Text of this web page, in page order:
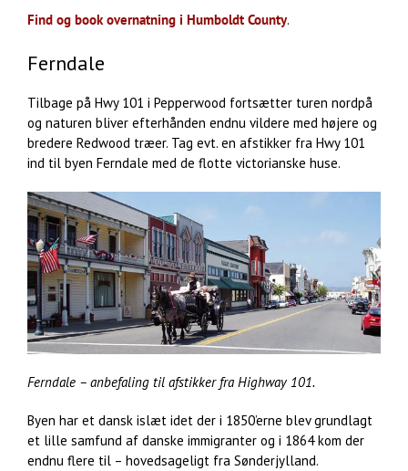
Find og book overnatning i Humboldt County.
Ferndale
Tilbage på Hwy 101 i Pepperwood fortsætter turen nordpå
og naturen bliver efterhånden endnu vildere med højere og
bredere Redwood træer. Tag evt. en afstikker fra Hwy 101
ind til byen Ferndale med de flotte victorianske huse.
Ferndale – anbefaling til afstikker fra Highway 101.
Byen har et dansk islæt idet der i 1850’erne blev grundlagt
et lille samfund af danske immigranter og i 1864 kom der
endnu flere til – hovedsageligt fra Sønderjylland.